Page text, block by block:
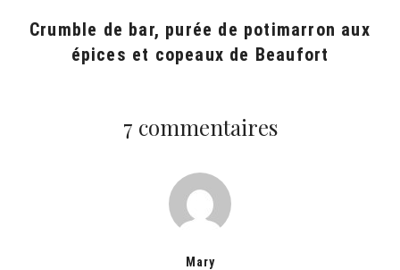
Crumble de bar, purée de potimarron aux
épices et copeaux de Beaufort
7 commentaires
Mary